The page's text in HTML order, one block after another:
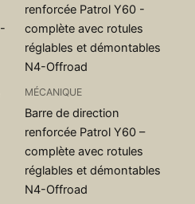
MÉCANIQUE
Barre de direction
renforcée Patrol Y60 –
complète avec rotules
réglables et démontables
N4-Offroad